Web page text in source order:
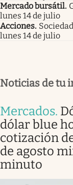
Mercado bursátil.
lunes 14 de julio
Acciones.
lunes 14 de julio
Noticias de tu
Mercados.
dólar blue
cotización
de agosto
minuto